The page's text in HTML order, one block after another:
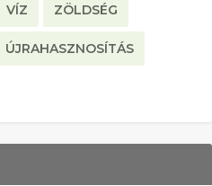
VÍZ ZÖLDSÉG
ÚJRAHASZNOSÍTÁS